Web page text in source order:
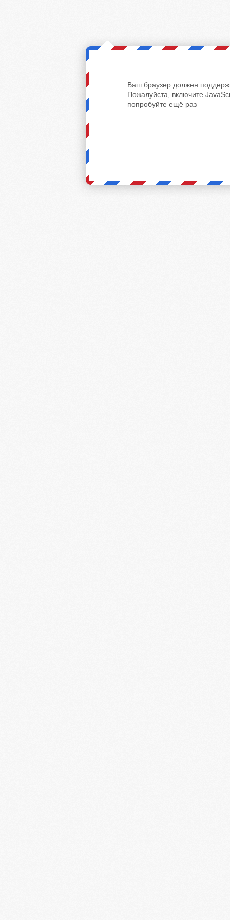
Ваш браузер должен
Пожалуйста, включите
попробуйте ещё раз